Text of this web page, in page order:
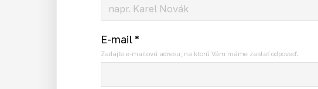
E-mail*
Zadajte e-mailovú adresu, na ktorú Vám máme zaslať odpoveď.